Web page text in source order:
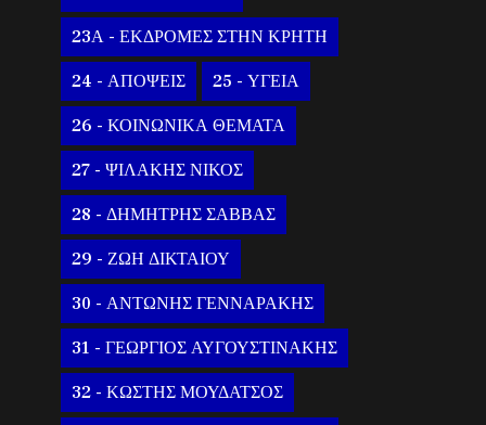
23Α - ΕΚΔΡΟΜΕΣ ΣΤΗΝ ΚΡΗΤΗ
24 - ΑΠΟΨΕΙΣ 25 - ΥΓΕΙΑ
26 - ΚΟΙΝΩΝΙΚΑ ΘΕΜΑΤΑ
27 - ΨΙΛΑΚΗΣ ΝΙΚΟΣ
28 - ΔΗΜΗΤΡΗΣ ΣΑΒΒΑΣ
29 - ΖΩΗ ΔΙΚΤΑΙΟΥ
30 - ΑΝΤΩΝΗΣ ΓΕΝΝΑΡΑΚΗΣ
31 - ΓΕΩΡΓΙΟΣ ΑΥΓΟΥΣΤΙΝΑΚΗΣ
32 - ΚΩΣΤΗΣ ΜΟΥΔΑΤΣΟΣ